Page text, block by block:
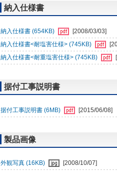
納入仕様書
納入仕様書 (654KB)
[2008/03/03]
納入仕様書<耐塩害仕様> (745KB)
納入仕様書<耐重塩害仕様> (745KB)
据付工事説明書
据付工事説明書 (6MB) [2015/06/08]
製品画像
外観写真 (16KB) [2008/10/07]